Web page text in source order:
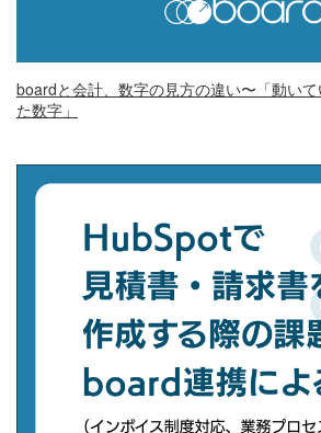
boardと会計、数字の見方の違い〜「動い
た数字」